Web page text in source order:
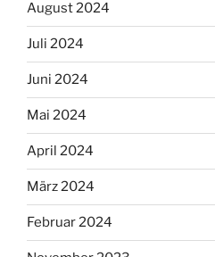
August 2024
Juli 2024
Juni 2024
Mai 2024
April 2024
März 2024
Februar 2024